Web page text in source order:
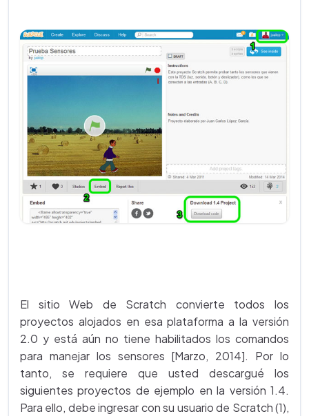
El sitio Web de Scratch convierte todos los
proyectos alojados en esa plataforma a la versión
2.0 y está aún no tiene habilitados los comandos
para manejar los sensores [Marzo, 2014]. Por lo
tanto, se requiere que usted descargué los
siguientes proyectos de ejemplo en la versión 1.4.
Para ello, debe ingresar con su usuario de Scratch (1),